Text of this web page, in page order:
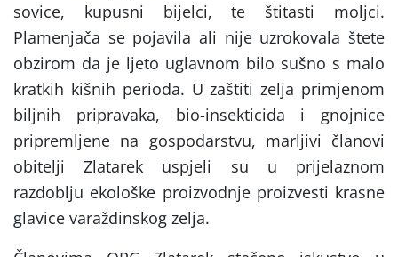
sovice, kupusni bijelci, te štitasti moljci.
Plamenjača se pojavila ali nije uzrokovala štete
obzirom da je ljeto uglavnom bilo sušno s malo
kratkih kišnih perioda. U zaštiti zelja primjenom
biljnih pripravaka, bio-insekticida i gnojnice
pripremljene na gospodarstvu, marljivi članovi
obitelji Zlatarek uspjeli su u prijelaznom
razdoblju ekološke proizvodnje proizvesti krasne
glavice varaždinskog zelja.